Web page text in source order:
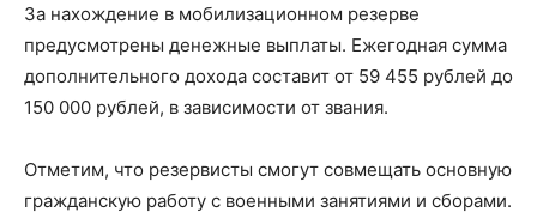
За нахождение в мобилизационном резерве
предусмотрены денежные выплаты. Ежегодная сумма
дополнительного дохода составит от 59 455 рублей до
150 000 рублей, в зависимости от звания.
Отметим, что резервисты смогут совмещать основную
гражданскую работу с военными занятиями и сборами.